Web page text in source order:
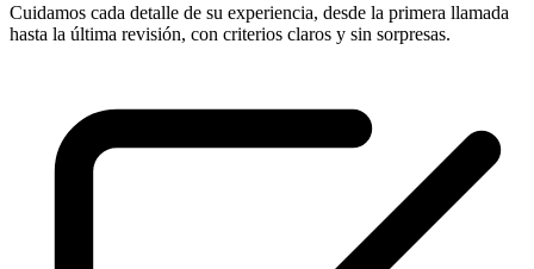
Cuidamos cada detalle de su experiencia, desde la primera llamada
hasta la última revisión, con criterios claros y sin sorpresas.